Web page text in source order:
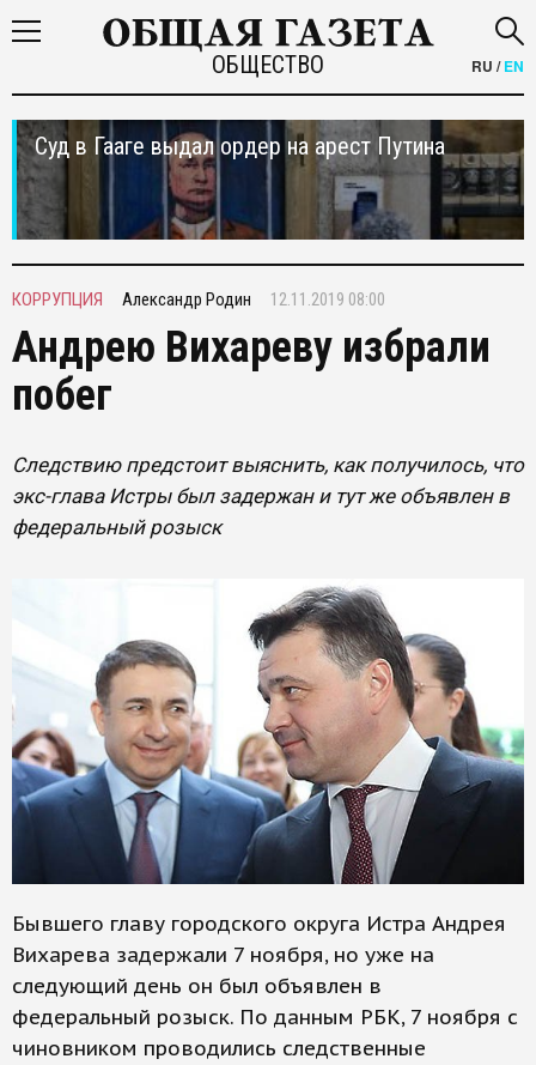
ОБЩЕСТВО RU /EN
Суд в Гааге выдал ордер на арест Путина
КОРРУПЦИЯ Александр Родин 12.11.2019 08:00
Андрею Вихареву избрали
побег
Следствию предстоит выяснить, как получилось, что
экс-глава Истры был задержан и тут же объявлен в
федеральный розыск
Бывшего главу городского округа Истра Андрея
Вихарева задержали 7 ноября, но уже на
следующий день он был объявлен в
федеральный розыск. По данным РБК, 7 ноября с
чиновником проводились следственные